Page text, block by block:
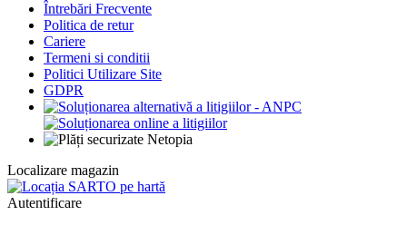
Întrebări Frecvente
Politica de retur
Cariere
Termeni si conditii
Politici Utilizare Site
GDPR
Localizare magazin
Autentificare